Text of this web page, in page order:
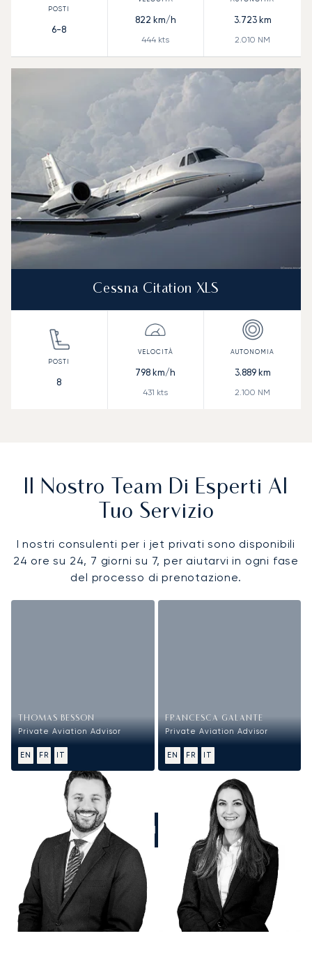
6-8
822 km/h
444 kts
3.723km
2.010 NM
Cessna Citation XLS
8
798 km/h
431 kts
3.889km
2.100 NM
Il Nostro Team Di Esperti Al
Tuo Servizio
I nostri consulenti per i jet privati sono disponibili
24 ore su 24, 7 giorni su 7, per aiutarvi in ogni fase
del processo di prenotazione.
THOMAS BESSON
Private Aviation Advisor
EN FR IT
FRANCESCA GALANTE
Private Aviation Advisor
EN FR IT
CHIAMATECI